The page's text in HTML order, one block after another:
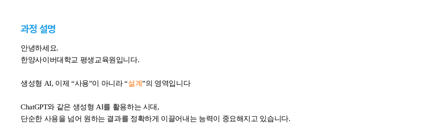
과정 설명
안녕하세요.
한양사이버대학교 평생교육원입니다.
생성형 AI, 이제 “사용”이 아니라 “설계”의 영역입니다
ChatGPT와 같은 생성형 AI를 활용하는 시대,
단순한 사용을 넘어 원하는 결과를 정확하게 이끌어내는 능력이 중요해지고 있습니다.